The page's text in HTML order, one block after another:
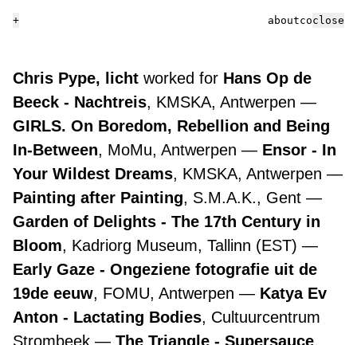
+ aboutcontact
Chris Pype, licht worked for Hans Op de
Beeck - Nachtreis, KMSKA, Antwerpen
GIRLS. On Boredom, Rebellion and Being
In-Between, MoMu, Antwerpen
Ensor - In
Your Wildest Dreams, KMSKA, Antwerpen
Painting after Painting, S.M.A.K., Gent
Garden of Delights - The 17th Century in
Bloom, Kadriorg Museum, Tallinn (EST)
Early Gaze - Ongeziene fotografie uit de
19de eeuw, FOMU, Antwerpen
Katya Ev
Anton - Lactating Bodies, Cultuurcentrum
Strombeek
The Triangle - Supersauce,
close